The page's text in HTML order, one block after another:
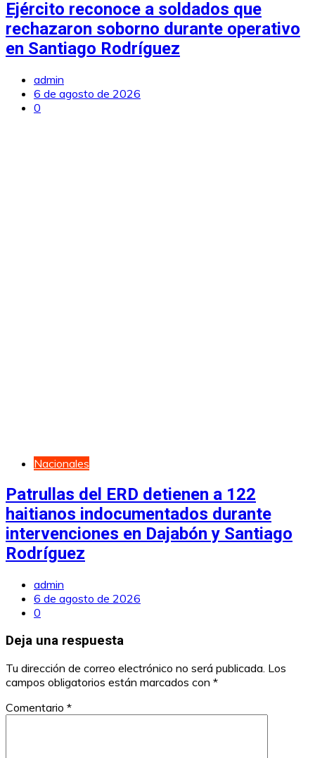
Ejército reconoce a soldados que
rechazaron soborno durante operativo
en Santiago Rodríguez
admin
6 de agosto de 2026
0
Nacionales
Patrullas del ERD detienen a 122
haitianos indocumentados durante
intervenciones en Dajabón y Santiago
Rodríguez
admin
6 de agosto de 2026
0
Deja una respuesta
Tu dirección de correo electrónico no será publicada. Los
campos obligatorios están marcados con *
Comentario *